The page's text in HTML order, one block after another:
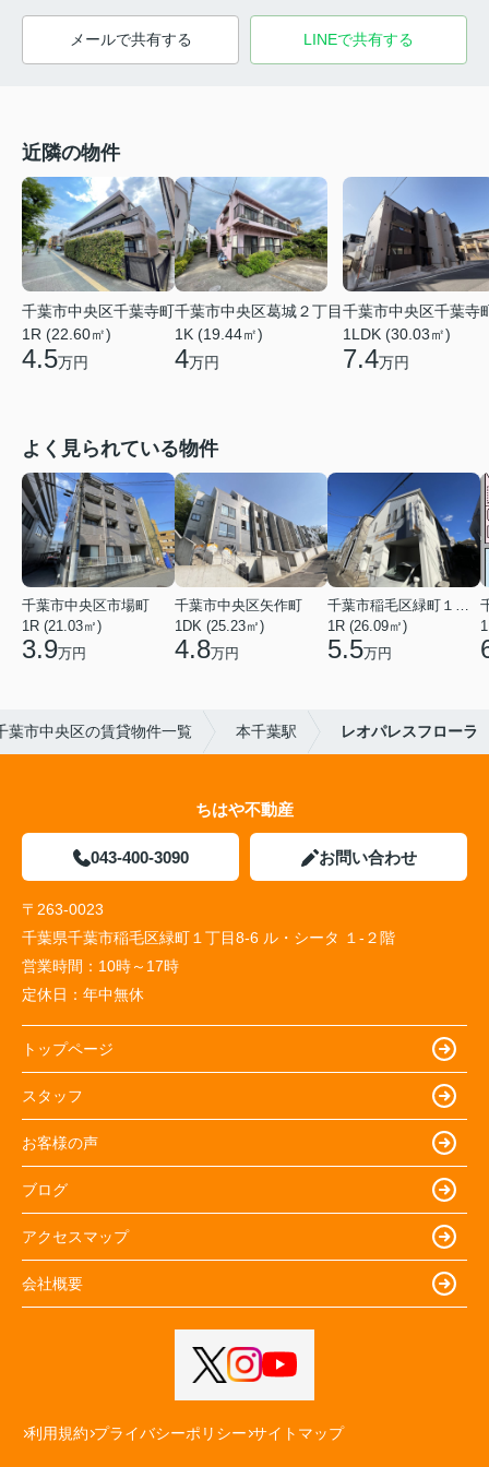
メールで共有する LINEで共有する
近隣の物件
千葉市中央区千葉寺町
1R (22.60㎡)
4.5万円
千葉市中央区葛城２丁目
1K (19.44㎡)
4万円
千葉市中央区千葉寺
1LDK (30.03㎡)
7.4万円
よく見られている物件
千葉市中央区市場町
1R (21.03㎡)
3.9万円
千葉市中央区矢作町
1DK (25.23㎡)
4.8万円
千葉市稲毛区緑町１丁目
1R (26.09㎡)
5.5万円
葉市中央区の賃貸物件一覧 本千葉駅 レオパレスフローラ
ちはや不動産
043-400-3090 お問い合わせ
〒263-0023
千葉県千葉市稲毛区緑町１丁目8-6 ル・シータ １-２階
営業時間： 10時～17時
定休日： 年中無休
トップページ
スタッフ
お客様の声
ブログ
アクセスマップ
会社概要
利用規約 プライバシーポリシー サイトマップ